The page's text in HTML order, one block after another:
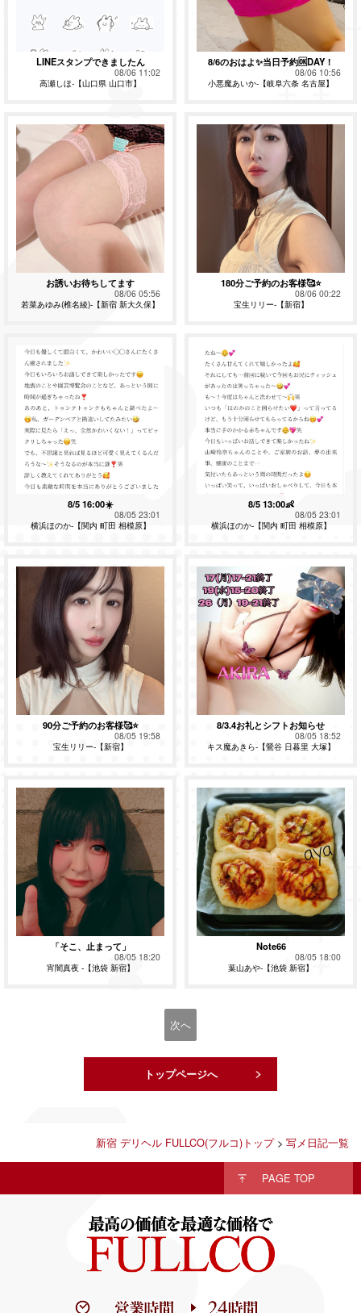
LINEスタンプできましたん
08/06 11:02
高瀬しほ-【山口県 山口市】
8/6のおはよ✨当日予約🆗DAY！
08/06 10:56
小悪魔あいか-【岐阜六条 名古屋】
お誘いお待ちしてます
08/06 05:56
若菜あゆみ(椎名綾)-【新宿 新大久保】
180分ご予約のお客様🥰⭐️
08/06 00:22
宝生リリー-【新宿】
8/5 16:00☀️
08/05 23:01
横浜ほのか-【関内 町田 相模原】
8/5 13:00👶
08/05 23:01
横浜ほのか-【関内 町田 相模原】
90分ご予約のお客様🥰⭐️
08/05 19:58
宝生リリー-【新宿】
8/3.4お礼とシフトお知らせ
08/05 18:52
キス魔あきら-【鶯谷 日暮里 大塚】
「そこ、止まって」
08/05 18:20
宵闇真夜 -【池袋 新宿】
Note66
08/05 18:00
葉山あや-【池袋 新宿】
次へ
トップページへ
新宿 デリヘル FULLCO(フルコ)トップ> 写メ日記一覧
PAGE TOP